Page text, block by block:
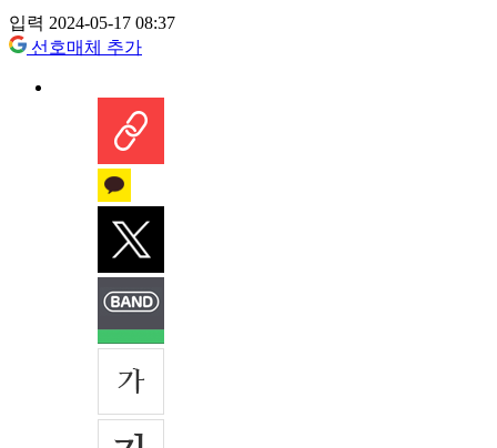
입력 2024-05-17 08:37
선호매체 추가